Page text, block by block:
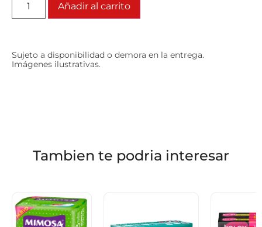
Añadir al carrito
Sujeto a disponibilidad o demora en la entrega.
Imágenes ilustrativas.
Tambien te podria interesar